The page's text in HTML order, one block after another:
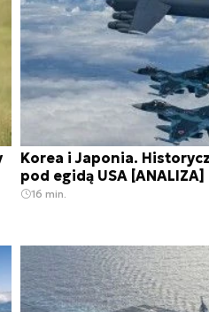
Korea i Japonia.
pod egidą USA [ANALIZA]
16 min.